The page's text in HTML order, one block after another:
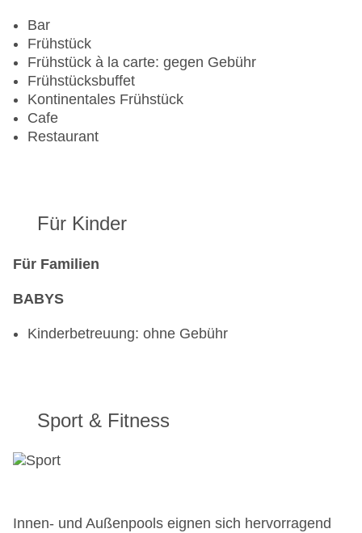
Bar
Frühstück
Frühstück à la carte: gegen Gebühr
Frühstücksbuffet
Kontinentales Frühstück
Cafe
Restaurant
Für Kinder
Für Familien
BABYS
Kinderbetreuung: ohne Gebühr
Sport & Fitness
Innen- und Außenpools eignen sich hervorragend